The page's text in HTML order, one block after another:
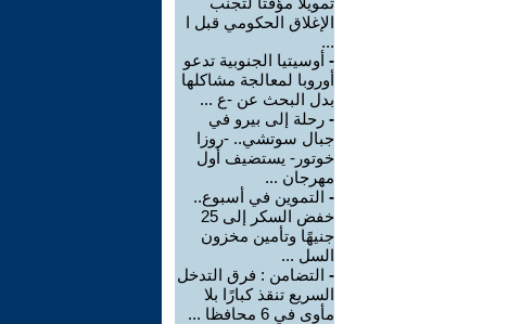
الإغلاق الحكومي قبل ا
...
- أوسيتيا الجنوبية تدعو
أوروبا لمعالجة مشاكلها
بدل البحث عن -ع ...
- رحلة إلى بيرو في
جبال سوتشي.. -روزا
خوتور- يستضيف أول
مهرجان ...
- التموين في أسبوع..
خفض السكر إلى 25
جنيهًا وتأمين مخزون
السل ...
- التضامن : فرق التدخل
السريع تنقذ كبارًا بلا
مأوى في 6 محافظا ...